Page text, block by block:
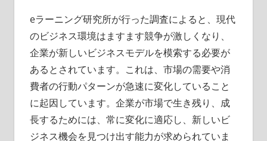
鍵！
eラーニング研究所が行った調査によると、現代
のビジネス環境はますます競争が激しくなり、
企業が新しいビジネスモデルを模索する必要が
あるとされています。 これは、市場の需要や消
費者の行動パターンが急速に変化していること
に起因しています。企業が市場で生き残り、成
長するためには、常に変化に適応し、新しいビ
ジネス機会を見つけ出す能力が求められていま